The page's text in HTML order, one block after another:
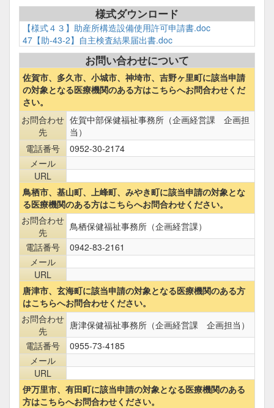
様式ダウンロード
【様式４３】助産所構造設備使用許可申請書.doc
47【助-43-2】自主検査結果届出書.doc
お問い合わせについて
佐賀市、多久市、小城市、神埼市、吉野ヶ里町に該当申請
の対象となる医療機関のある方はこちらへお問合わせくだ
さい。
お問合わせ
先
佐賀中部保健福祉事務所（企画経営課 企画担
当）
電話番号
0952-30-2174
メール
URL
鳥栖市、基山町、上峰町、みやき町に該当申請の対象とな
る医療機関のある方はこちらへお問合わせください。
お問合わせ
先
鳥栖保健福祉事務所（企画経営課）
電話番号
0942-83-2161
メール
URL
唐津市、玄海町に該当申請の対象となる医療機関のある方
はこちらへお問合わせください。
お問合わせ
先
唐津保健福祉事務所（企画経営課 企画担当）
電話番号
0955-73-4185
メール
URL
伊万里市、有田町に該当申請の対象となる医療機関のある
方はこちらへお問合わせください。